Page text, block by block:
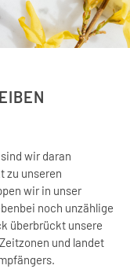
wir daran
zu unseren
wir in unser
noch unzählige
überbrückt unsere
und landet